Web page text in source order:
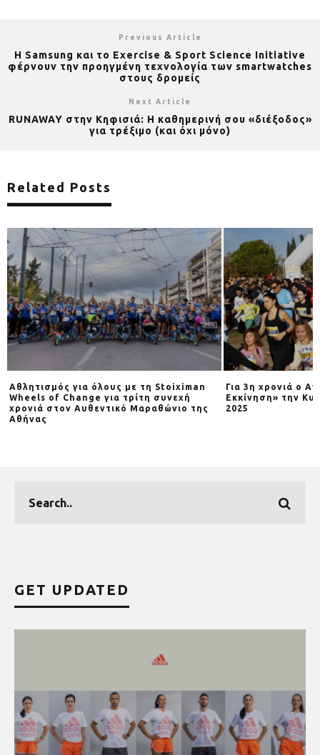
Previous Article
Η Samsung και το Exercise & Sport Science Initiative
φέρνουν την προηγμένη τεχνολογία των smartwatches
στους δρομείς
Next Article
RUNAWAY στην Κηφισιά: Η καθημερινή σου «διέξοδος»
για τρέξιμο (και όχι μόνο)
Related Posts
Αθλητισμός για όλους με τη Stoiximan
Wheels of Change για τρίτη συνεχή
χρονιά στον Αυθεντικό Μαραθώνιο της
Αθήνας
Για 3η χρονιά o
Εκκίνηση» την
2025
GET UPDATED